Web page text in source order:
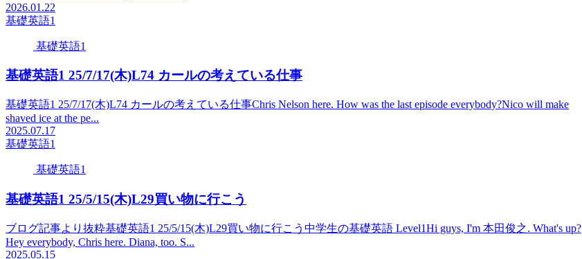
2026.01.22
基礎英語1
基礎英語1
基礎英語1 25/7/17(木)L74 カールの考えている仕事
基礎英語1 25/7/17(木)L74 カールの考えている仕事Chris Nelson here. How was the last episode everybody?Nico will make
shaved ice at the pe...
2025.07.17
基礎英語1
基礎英語1
基礎英語1 25/5/15(木)L29買い物に行こう
ブログ記事より抜粋基礎英語1 25/5/15(木)L29買い物に行こう中学生の基礎英語 Level1Hi guys, I'm 本田俊之. What's up?
Hey everybody, Chris here. Diana, too. S...
2025.05.15